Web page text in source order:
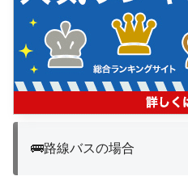
🚌路線バスの場合